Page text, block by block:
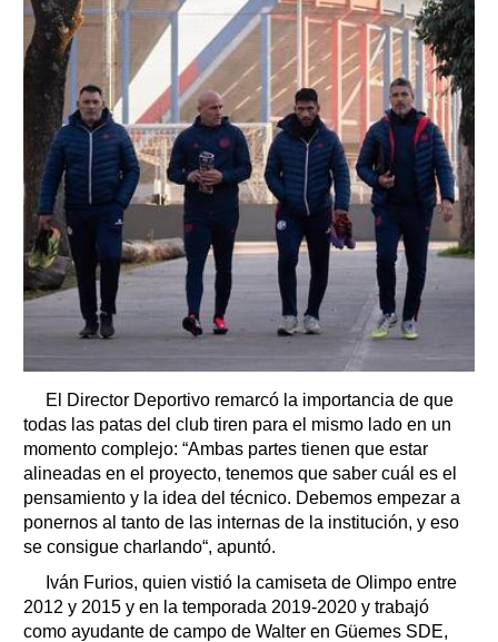
El Director Deportivo remarcó la importancia de que
todas las patas del club tiren para el mismo lado en un
momento complejo: “Ambas partes tienen que estar
alineadas en el proyecto, tenemos que saber cuál es el
pensamiento y la idea del técnico. Debemos empezar a
ponernos al tanto de las internas de la institución, y eso
se consigue charlando“, apuntó.
Iván Furios, quien vistió la camiseta de Olimpo entre
2012 y 2015 y en la temporada 2019-2020 y trabajó
como ayudante de campo de Walter en Güemes SDE,